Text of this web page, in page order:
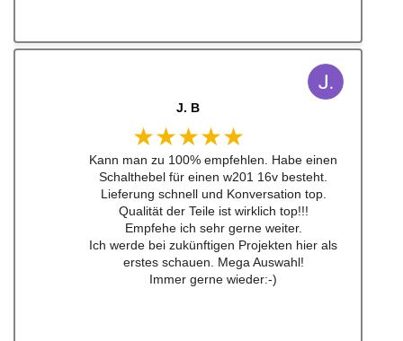
J. B
★★★★★
Kann man zu 100% empfehlen. Habe einen
Schalthebel für einen w201 16v besteht.
Lieferung schnell und Konversation top.
Qualität der Teile ist wirklich top!!!
Empfehe ich sehr gerne weiter.
Ich werde bei zukünftigen Projekten hier als
erstes schauen. Mega Auswahl!
Immer gerne wieder:-)